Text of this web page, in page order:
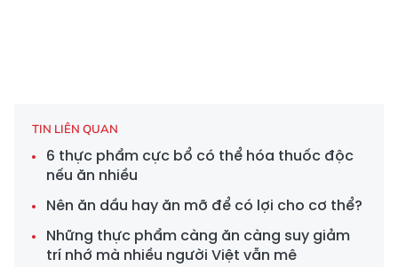
TIN LIÊN QUAN
6 thực phẩm cực bổ có thể hóa thuốc độc
nếu ăn nhiều
Nên ăn dầu hay ăn mỡ để có lợi cho cơ thể?
Những thực phẩm càng ăn càng suy giảm
trí nhớ mà nhiều người Việt vẫn mê